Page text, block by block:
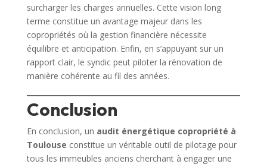
surcharger les charges annuelles. Cette vision long
terme constitue un avantage majeur dans les
copropriétés où la gestion financière nécessite
équilibre et anticipation. Enfin, en s’appuyant sur un
rapport clair, le syndic peut piloter la rénovation de
manière cohérente au fil des années.
Conclusion
En conclusion, un audit énergétique copropriété à
Toulouse constitue un véritable outil de pilotage pour
tous les immeubles anciens cherchant à engager une